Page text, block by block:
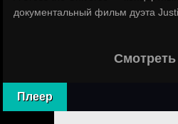
документальный фильм дуэта
Плеер